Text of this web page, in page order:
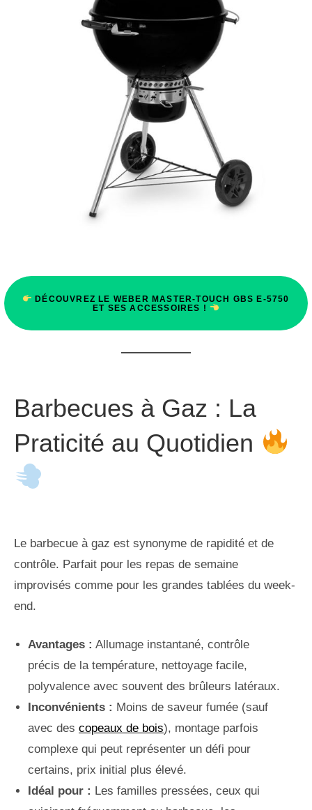
DÉCOUVREZ LE WEBER MASTER-TOUCH GBS E-5750
ET SES ACCESSOIRES !
Barbecues à Gaz : La
Praticité au Quotidien
Le barbecue à gaz est synonyme de rapidité et de
contrôle. Parfait pour les repas de semaine
improvisés comme pour les grandes tablées du week-
end.
Avantages : Allumage instantané, contrôle
précis de la température, nettoyage facile,
polyvalence avec souvent des brûleurs latéraux.
Inconvénients : Moins de saveur fumée (sauf
avec des copeaux de bois), montage parfois
complexe qui peut représenter un défi pour
certains, prix initial plus élevé.
Idéal pour : Les familles pressées, ceux qui